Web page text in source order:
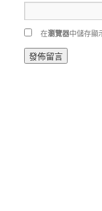
在瀏覽器中儲存顯